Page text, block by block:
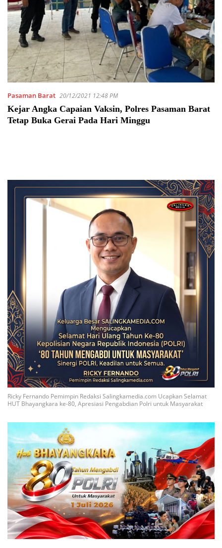
Pasaman Barat 20/12/2021 12:48 PM
Kejar Angka Capaian Vaksin, Polres Pasaman Barat
Tetap Buka Gerai Pada Hari Minggu
Ricky Fernando Pemimpin Redaksi Salingkamedia.com Ucapkan Selamat
HUT Bhayangkara ke-80, Apresiasi Pengabdian Polri untuk Masyarakat